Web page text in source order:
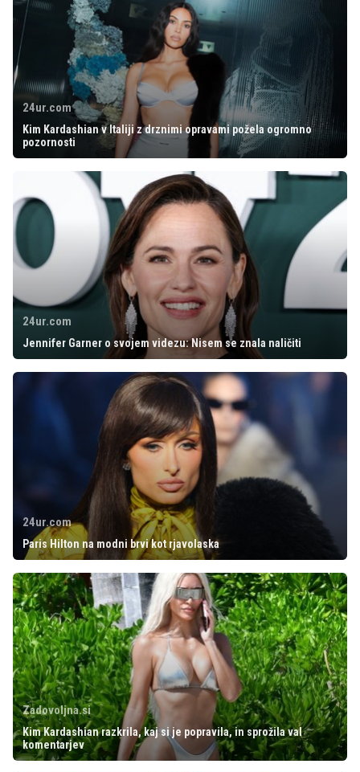
24ur.com
Kim Kardashian v Italiji z drznimi opravami požela ogromno
pozornosti
24ur.com
Jennifer Garner o svojem videzu: Nisem se znala naličiti
24ur.com
Paris Hilton na modni brvi kot rjavolaska
Zadovoljna.si
Kim Kardashian razkrila, kaj si je popravila, in sprožila val
komentarjev